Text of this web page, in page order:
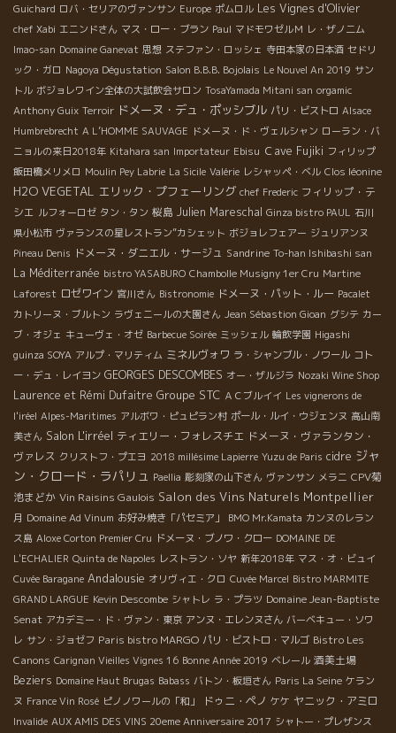
Guichard ロバ・セリアのヴァンサン Europe ポムロル Les Vignes d'Olivier
chef Xabi エニンドさん マス・ロー・ブラン Paul マドモワゼルＭ レ・ザノ二ム
Imao-san Domaine Ganevat 思想 ステファン・ロッシェ 寺田本家の日本酒 セドリ
ック・ガロ Nagoya Dégustation Salon B.B.B. Bojolais Le Nouvel An 2019 サン
トル ボジョレワイン全体の大試飲会サロン TosaYamada Mitani san orgamic
Anthony Guix Terroir ドメーヌ・デュ・ポッシブル パリ・ビストロ Alsace
Humbrebrecht A L’HOMME SAUVAGE ドメーヌ・ド・ヴェルシャン ローラン・バ
ニョルの来日2018年 Kitahara san Importateur Ebisu Ｃave Fujiki フィリップ
飯田橋メリメロ Moulin Pey Labrie La Sicile Valérie レシャッペ・ベル Clos léonine
H2O VEGETAL エリック・プフェーリング chef Frederic フィリップ・テ
シエ ルフォーロゼ タン・タン 桜島 Julien Mareschal Ginza bistro PAUL 石川
県小松市 ヴァランスの星レストラン”カシェット ボジョレフェアー ジュリアンヌ
Pineau Denis ドメーヌ・ダニエル・サージュ Sandrine To-han Ishibashi san
La Méditerranée bistro YASABURO Chambolle Musigny 1er Cru Martine
Laforest ロゼワイン 宮川さん Bistronomie ドメーヌ・パット・ルー Pacalet
カトリーヌ・ブルトン ラヴェニールの大園さん Jean Sébastion Gioan グシテ カー
ブ・オジェ キューヴェ・オゼ Barbecue Soirée ミッシェル 輪飲学園 Higashi
guinza SOYA アルプ・マリティム ミネルヴォワ ラ・シャンブル・ノワール コト
ー・デュ・レイヨン GEORGES DESCOMBES オー・ザルジラ Nozaki Wine Shop
Laurence et Rémi Dufaitre Groupe STC ＡＣブルイイ Les vignerons de
l'iréel Alpes-Maritimes アルボワ・ピュピラン村 ポール・ルイ・ウジェンヌ 高山南
美さん Salon L'irréel ティエリー・フォレスチエ ドメーヌ・ヴァランタン・
ヴァレス クリストフ・プエヨ 2018 millésime Lapierre Yuzu de Paris cidre ジャ
ン・クロード・ラパリュ Paellia 彫刻家の山下さん ヴァンサン メラニ CPV菊
池まどか Vin Raisins Gaulois Salon des Vins Naturels Montpellier
月 Domaine Ad Vinum お好み焼き「パセミア」 BMO Mr.Kamata カンヌのレラン
ス島 Aloxe Corton Premier Cru ドメーヌ・ブノワ・クロー DOMAINE DE
L'ECHALIER Quinta de Napoles レストラン・ソヤ 新年2018年 マス・オ・ビュイ
Cuvée Baragane Andalousie オリヴィエ・クロ Cuvée Marcel Bistro MARMITE
GRAND LARGUE Kevin Descombe シャトレ ラ・プラツ Domaine Jean-Baptiste
Senat アカデミー・ド・ヴァン・東京 アンヌ・エレンヌさん バーベキュー・ソワ
レ サン・ジョゼフ Paris bistro MARGO パリ・ビストロ・マルゴ Bistro Les
Canons Carignan Vieilles Vignes 16 Bonne Année 2019 ベレール 酒美土場
Beziers Domaine Haut Brugas Babass バトン・板垣さん Paris La Seine ケラン
ヌ France Vin Rosé ピノノワールの「和」 ドゥニ・ペノ ケケ ヤニック・アミロ
Invalide AUX AMIS DES VINS 20eme Anniversaire 2017 シャトー・プレザンス